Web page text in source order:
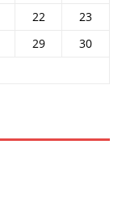
22
23
29
30